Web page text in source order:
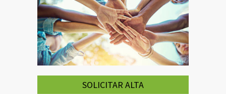
SOLICITAR ALTA